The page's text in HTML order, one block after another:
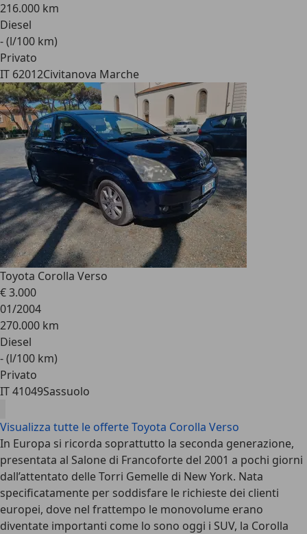
216.000 km
Diesel
- (l/100 km)
Privato
IT 62012Civitanova Marche
Toyota Corolla Verso
€ 3.000
01/2004
270.000 km
Diesel
- (l/100 km)
Privato
IT 41049Sassuolo
Visualizza tutte le offerte Toyota Corolla Verso
In Europa si ricorda soprattutto la seconda generazione,
presentata al Salone di Francoforte del 2001 a pochi giorni
dall’attentato delle Torri Gemelle di New York. Nata
specificatamente per soddisfare le richieste dei clienti
europei, dove nel frattempo le monovolume erano
diventate importanti come lo sono oggi i SUV, la Corolla